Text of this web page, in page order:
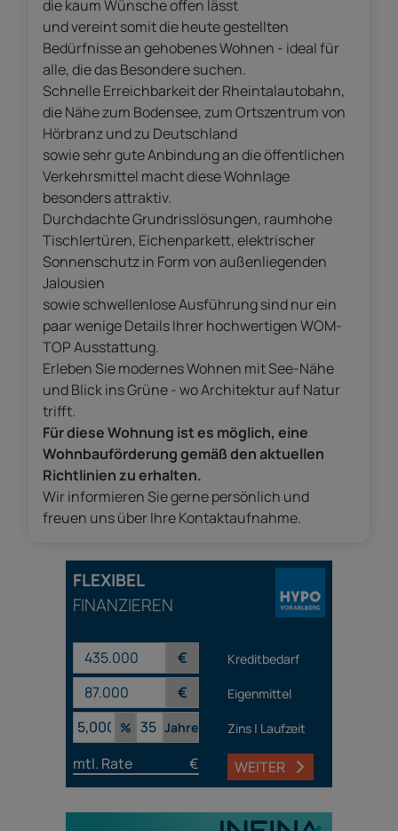
die kaum Wünsche offen lässt
und vereint somit die heute gestellten
Bedürfnisse an gehobenes Wohnen - ideal für
alle, die das Besondere suchen.
Schnelle Erreichbarkeit der Rheintalautobahn,
die Nähe zum Bodensee, zum Ortszentrum von
Hörbranz und zu Deutschland
sowie sehr gute Anbindung an die öffentlichen
Verkehrsmittel macht diese Wohnlage
besonders attraktiv.
Durchdachte Grundrisslösungen, raumhohe
Tischlertüren, Eichenparkett, elektrischer
Sonnenschutz in Form von außenliegenden
Jalousien
sowie schwellenlose Ausführung sind nur ein
paar wenige Details Ihrer hochwertigen WOM-
TOP Ausstattung.
Erleben Sie modernes Wohnen mit See-Nähe
und Blick ins Grüne - wo Architektur auf Natur
trifft.
Für diese Wohnung ist es möglich, eine
Wohnbauförderung gemäß den aktuellen
Richtlinien zu erhalten.
Wir informieren Sie gerne persönlich und
freuen uns über Ihre Kontaktaufnahme.
FLEXIBEL
FINANZIEREN
€ Kreditbedarf
€
Eigenmittel
%
Jahre Zins | Laufzeit
mtl. Rate € WEITER